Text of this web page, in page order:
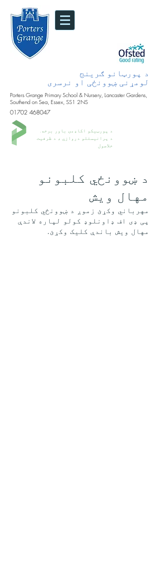
د پورټانو ګرینج
لومړنی ښوونځی او نرسری
Porters Grange Primary School & Nursery, Lancaster Gardens,
Southend on Sea, Essex, SS1 2NS
01702 468047
د پورټیکو اکاډمۍ باور برخه.
د پرانیستلو دروازې ، د ظرفیت
خلاصول
د ښوونځي کلبونو
مهال ویش
مهرباني وکړئ زموږ د ښوونځي کلبونو
پی ډی اف ډاونلوډ کولو لپاره لاندې
مهال ویش باندې کلیک وکړئ.